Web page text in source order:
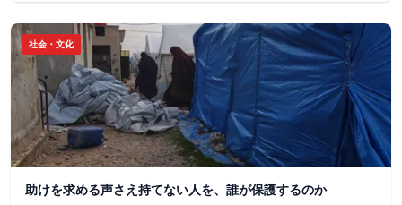
社会・文化
助けを求める声さえ持てない人を、誰が保護するのか